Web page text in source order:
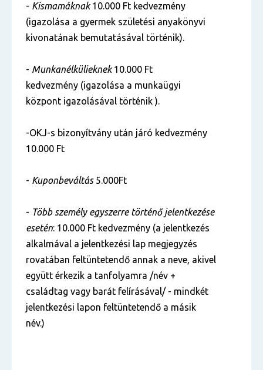
- Kismamáknak10.000 Ft kedvezmény
(igazolása a gyermek születési anyakönyvi
kivonatának bemutatásával történik).
- Munkanélkülieknek10.000 Ft
kedvezmény (igazolása a munkaügyi
központ igazolásával történik ).
-OKJ-s bizonyítvány után járó kedvezmény
10.000 Ft
- Kuponbeváltás5.000Ft
- Több személy egyszerre történő jelentkezése
esetén: 10.000 Ft kedvezmény (a jelentkezés
alkalmával a jelentkezési lap megjegyzés
rovatában feltüntetendő annak a neve, akivel
együtt érkezik a tanfolyamra /név +
családtag vagy barát felírásával/ - mindkét
jelentkezési lapon feltüntetendő a másik
név.)